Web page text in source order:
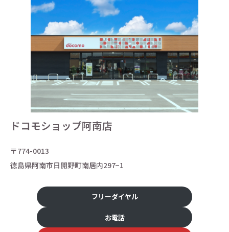
ドコモショップ阿南店
〒774-0013
徳島県阿南市日開野町南居内297−1
フリーダイヤル
お電話